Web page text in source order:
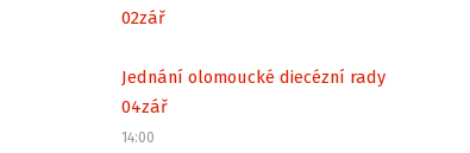
02zář
Jednání olomoucké diecézní rady
04zář
14:00